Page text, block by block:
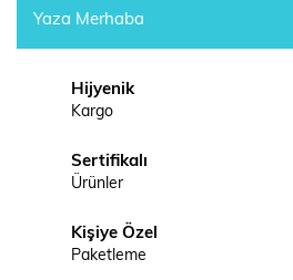
Yaza Merhaba
Hijyenik
Kargo
Sertifikalı
Ürünler
Kişiye Özel
Paketleme